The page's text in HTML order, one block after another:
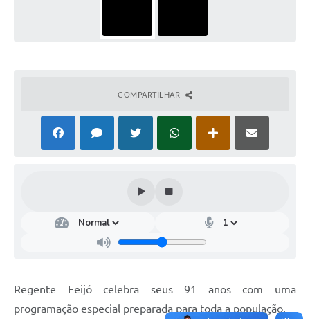
COMPARTILHAR
Regente Feijó celebra seus 91 anos com uma
programação especial preparada para toda a população.